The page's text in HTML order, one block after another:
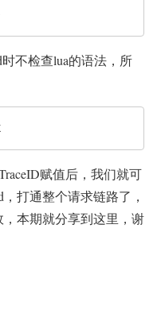
不检查lua的语法，所
赋值后，我们就可
打通整个请求链路了，
本期就分享到这里，谢